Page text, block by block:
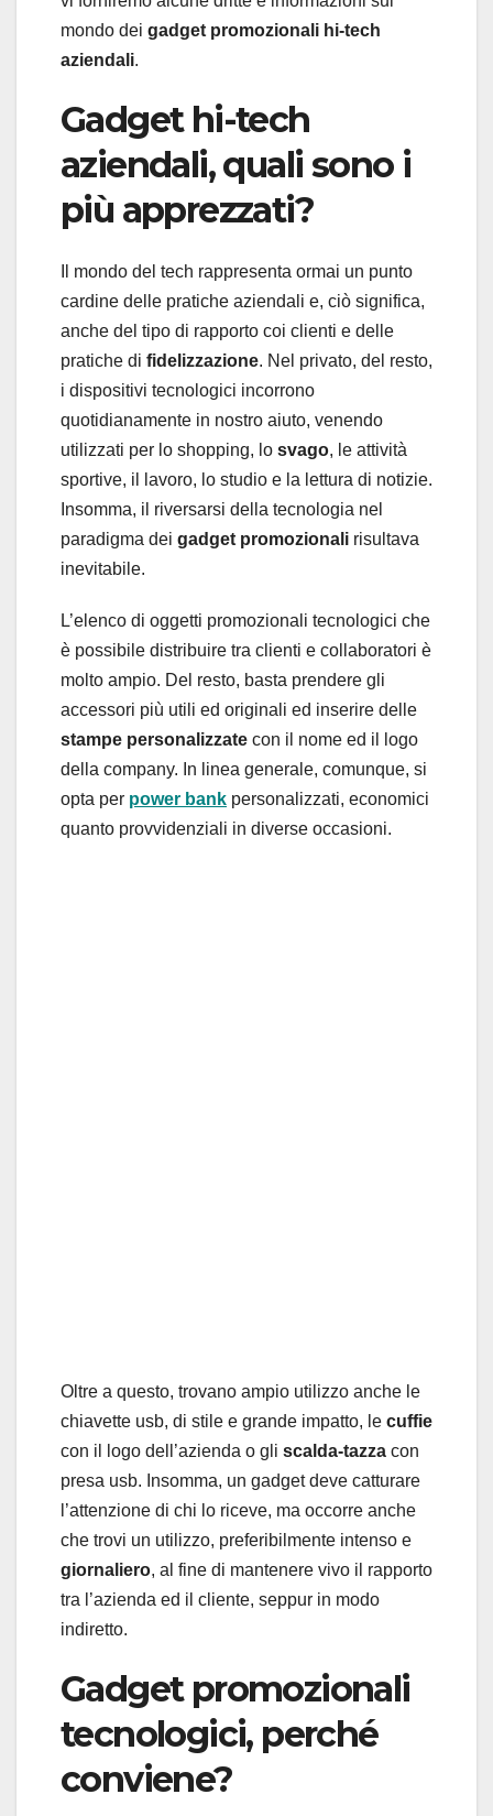
mondo dei gadget promozionali hi-tech
aziendali.
Gadget hi-tech
aziendali, quali sono i
più apprezzati?
Il mondo del tech rappresenta ormai un punto
cardine delle pratiche aziendali e, ciò significa,
anche del tipo di rapporto coi clienti e delle
pratiche di fidelizzazione. Nel privato, del resto,
i dispositivi tecnologici incorrono
quotidianamente in nostro aiuto, venendo
utilizzati per lo shopping, lo svago, le attività
sportive, il lavoro, lo studio e la lettura di notizie.
Insomma, il riversarsi della tecnologia nel
paradigma dei gadget promozionali risultava
inevitabile.
L’elenco di oggetti promozionali tecnologici che
è possibile distribuire tra clienti e collaboratori è
molto ampio. Del resto, basta prendere gli
accessori più utili ed originali ed inserire delle
stampe personalizzate con il nome ed il logo
della company. In linea generale, comunque, si
opta per power bank personalizzati, economici
quanto provvidenziali in diverse occasioni.
Oltre a questo, trovano ampio utilizzo anche le
chiavette usb, di stile e grande impatto, le cuffie
con il logo dell’azienda o gli scalda-tazza con
presa usb. Insomma, un gadget deve catturare
l’attenzione di chi lo riceve, ma occorre anche
che trovi un utilizzo, preferibilmente intenso e
giornaliero, al fine di mantenere vivo il rapporto
tra l’azienda ed il cliente, seppur in modo
indiretto.
Gadget promozionali
tecnologici, perché
conviene?